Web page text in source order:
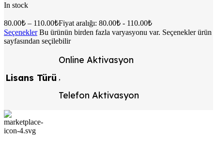
In stock
80.00₺ – 110.00₺Fiyat aralığı: 80.00₺ - 110.00₺
Seçenekler Bu ürünün birden fazla varyasyonu var. Seçenekler ürün
sayfasından seçilebilir
Lisans Türü
Online Aktivasyon
,
Telefon Aktivasyon